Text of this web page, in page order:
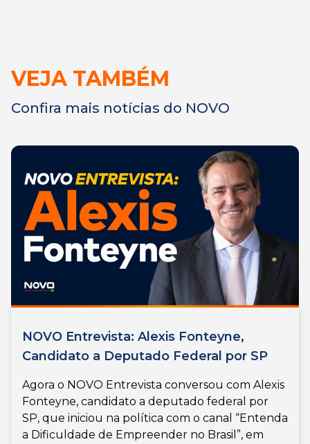
VEJA TAMBÉM
Confira mais notícias do NOVO
NOVO Entrevista: Alexis Fonteyne,
Candidato a Deputado Federal por SP
Agora o NOVO Entrevista conversou com Alexis
Fonteyne, candidato a deputado federal por
SP, que iniciou na política com o canal “Entenda
a Dificuldade de Empreender no Brasil”, em